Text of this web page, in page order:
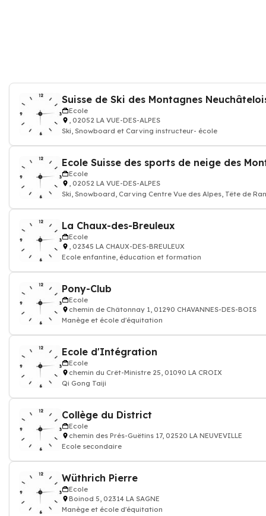
Suisse de Ski des Montagnes
Ecole
, 02052 LA VUE-DES-ALPES
Ski, Snowboard et Carving instructeur- école
Ecole
, 02052 LA VUE-DES-ALPES
Ski, Snowboard, Carving Centre Vue des Alpes, Tête de Ran
La Chaux-des-Breuleux
Ecole
, 02345 LA CHAUX-DES-BREULEUX
Ecole enfantine, éducation et formation
Pony-Club
Ecole
chemin de Châtonnay 1, 01290 CHAVANNES-DES-BOIS
Manège et école d'équitation
Ecole d'Intégration
Ecole
chemin du Crêt-Ministre 25, 01090 LA CROIX
Qi Gong Taiji
Collège du District
Ecole
chemin des Prés-Guëtins 17, 02520 LA NEUVEVILLE
Ecole secondaire
Wüthrich Pierre
Ecole
Boinod 5, 02314 LA SAGNE
Manège et école d'équitation